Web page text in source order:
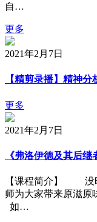
自…
更多
2021年2月7日
【精剪录播】精神分
更多
2021年2月7日
《弗洛伊德及其后继
【课程简介】 没
师为大家带来原滋
如…